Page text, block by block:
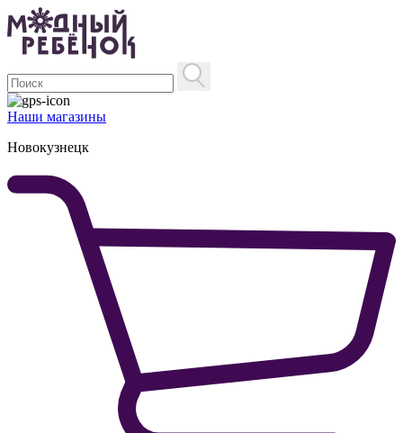
Наши магазины
Новокузнецк